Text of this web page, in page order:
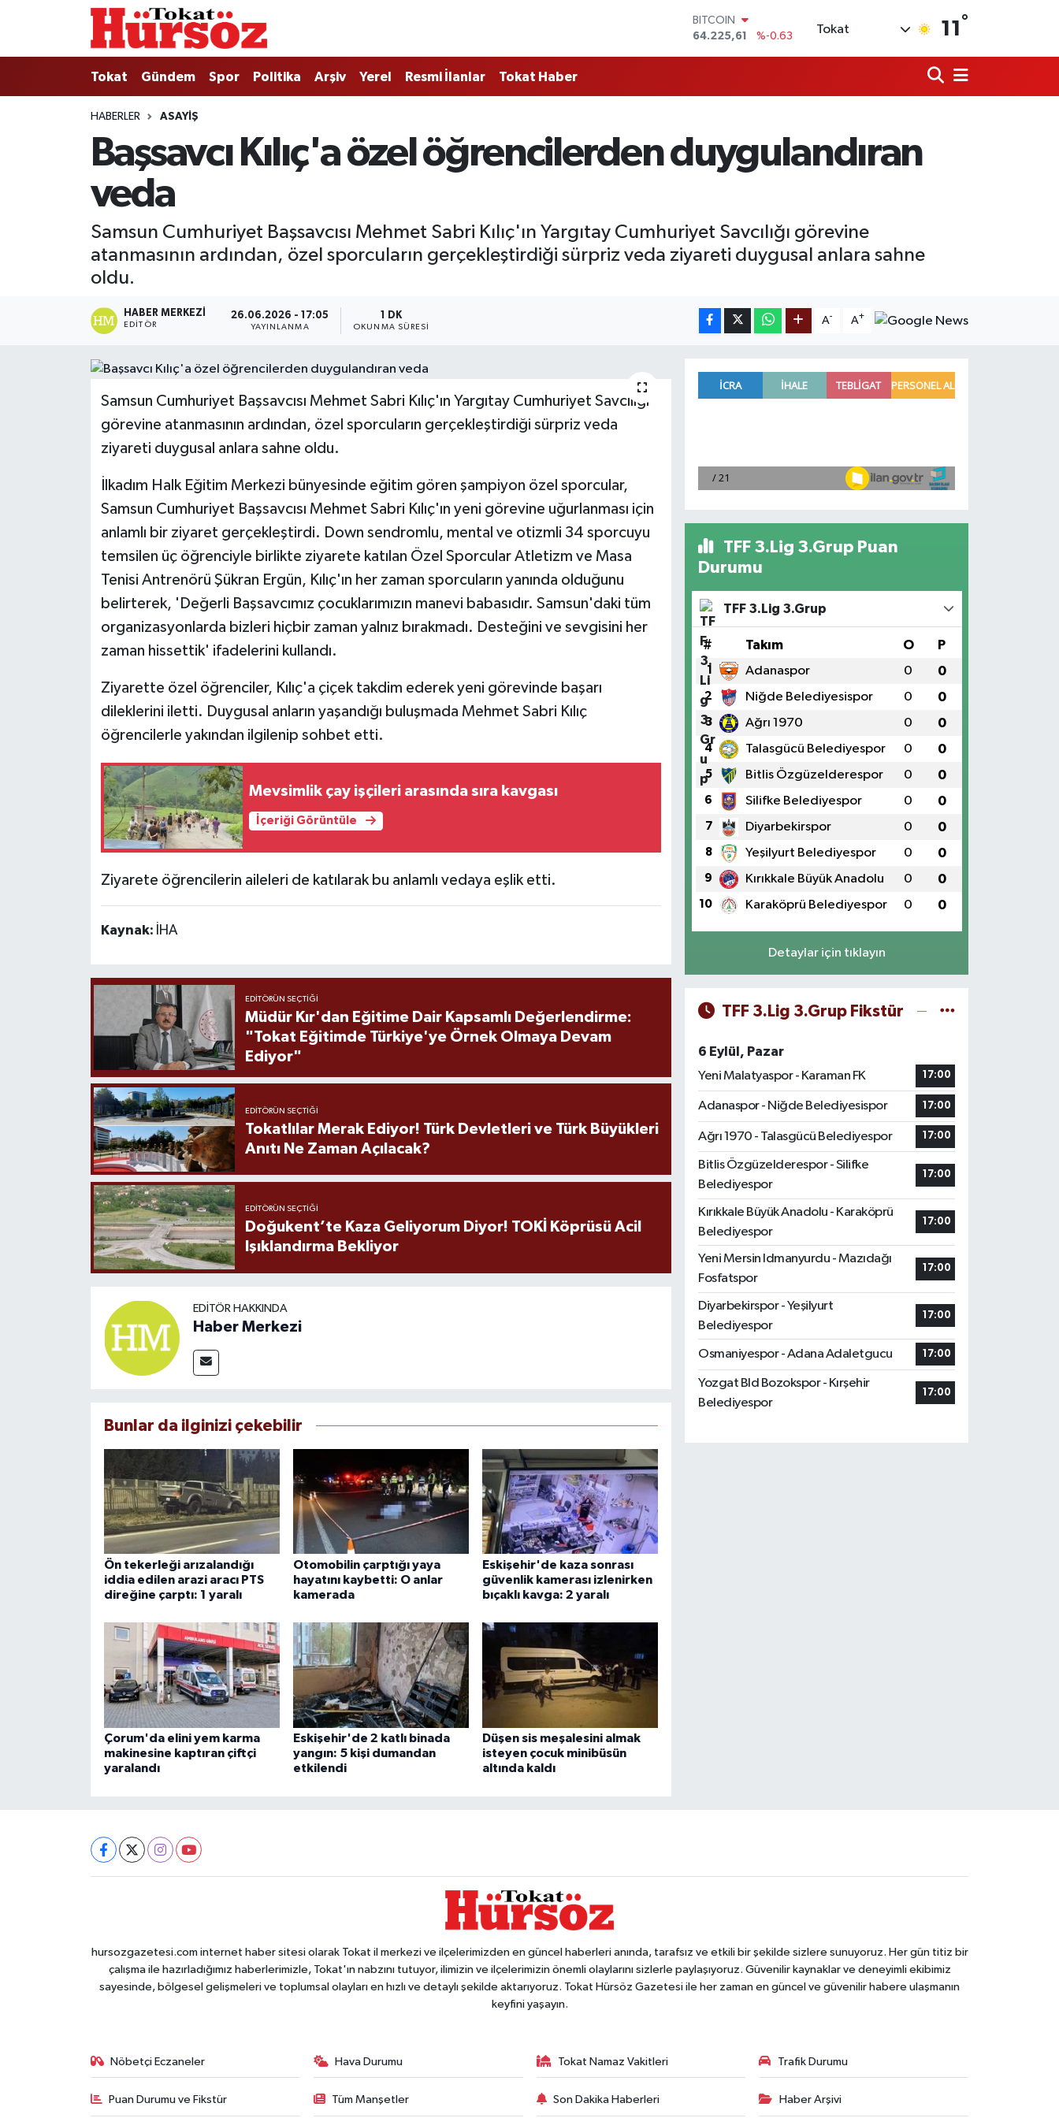
BITCOIN
64.225,61
%-0.63
55,0317
%-0.02
GRAM ALTIN
6510.40
%0.45
Tokat 11 °
Tokat Gündem Spor Politika Arşiv Yerel Resmi İlanlar Tokat Haber
HABERLER ASAYIŞ
Başsavcı Kılıç'a özel öğrencilerden duygulandıran
veda
Samsun Cumhuriyet Başsavcısı Mehmet Sabri Kılıç'ın Yargıtay Cumhuriyet Savcılığı görevine
atanmasının ardından, özel sporcuların gerçekleştirdiği sürpriz veda ziyareti duygusal anlara sahne
oldu.
HABER MERKEZI
EDITÖR
26.06.2026 - 17:05
YAYINLANMA
1 DK
OKUNMA SÜRESI
A- A+
Samsun Cumhuriyet Başsavcısı Mehmet Sabri Kılıç'ın Yargıtay Cumhuriyet Savcılığı
görevine atanmasının ardından, özel sporcuların gerçekleştirdiği sürpriz veda
ziyareti duygusal anlara sahne oldu.
İlkadım Halk Eğitim Merkezi bünyesinde eğitim gören şampiyon özel sporcular,
Samsun Cumhuriyet Başsavcısı Mehmet Sabri Kılıç'ın yeni görevine uğurlanması için
anlamlı bir ziyaret gerçekleştirdi. Down sendromlu, mental ve otizmli 34 sporcuyu
temsilen üç öğrenciyle birlikte ziyarete katılan Özel Sporcular Atletizm ve Masa
Tenisi Antrenörü Şükran Ergün, Kılıç'ın her zaman sporcuların yanında olduğunu
belirterek, 'Değerli Başsavcımız çocuklarımızın manevi babasıdır. Samsun'daki tüm
organizasyonlarda bizleri hiçbir zaman yalnız bırakmadı. Desteğini ve sevgisini her
zaman hissettik' ifadelerini kullandı.
Ziyarette özel öğrenciler, Kılıç'a çiçek takdim ederek yeni görevinde başarı
dileklerini iletti. Duygusal anların yaşandığı buluşmada Mehmet Sabri Kılıç
öğrencilerle yakından ilgilenip sohbet etti.
Mevsimlik çay işçileri arasında sıra kavgası
İçeriği Görüntüle
Ziyarete öğrencilerin aileleri de katılarak bu anlamlı vedaya eşlik etti.
Kaynak: İHA
EDITÖRÜN SEÇTIĞI
Müdür Kır'dan Eğitime Dair Kapsamlı Değerlendirme:
"Tokat Eğitimde Türkiye'ye Örnek Olmaya Devam
Ediyor"
EDITÖRÜN SEÇTIĞI
Tokatlılar Merak Ediyor! Türk Devletleri ve Türk Büyükleri
Anıtı Ne Zaman Açılacak?
EDITÖRÜN SEÇTIĞI
Doğukent’te Kaza Geliyorum Diyor! TOKİ Köprüsü Acil
Işıklandırma Bekliyor
EDITÖR HAKKINDA
Haber Merkezi
Bunlar da ilginizi çekebilir
Ön tekerleği arızalandığı
iddia edilen arazi aracı PTS
direğine çarptı: 1 yaralı
Otomobilin çarptığı yaya
hayatını kaybetti: O anlar
kamerada
Eskişehir'de kaza sonrası
güvenlik kamerası izlenirken
bıçaklı kavga: 2 yaralı
Çorum'da elini yem karma
makinesine kaptıran çiftçi
yaralandı
Eskişehir'de 2 katlı binada
yangın: 5 kişi dumandan
etkilendi
Düşen sis meşalesini almak
isteyen çocuk minibüsün
altında kaldı
TFF 3.Lig 3.Grup Puan
Durumu
TFF 3.Lig 3.Grup
# Takım O P
1 Adanaspor 0 0
2 Niğde Belediyesispor 0 0
3 Ağrı 1970 0 0
4 Talasgücü Belediyespor 0 0
5 Bitlis Özgüzelderespor 0 0
6 Silifke Belediyespor 0 0
7 Diyarbekirspor 0 0
8 Yeşilyurt Belediyespor 0 0
9 Kırıkkale Büyük Anadolu 0 0
10 Karaköprü Belediyespor 0 0
Detaylar için tıklayın
TFF 3.Lig 3.Grup Fikstür
6 Eylül, Pazar
Yeni Malatyaspor - Karaman FK
17:00
Adanaspor - Niğde Belediyesispor 17:00
Ağrı 1970 - Talasgücü Belediyespor 17:00
Bitlis Özgüzelderespor - Silifke
Belediyespor
17:00
Kırıkkale Büyük Anadolu - Karaköprü
Belediyespor
17:00
Yeni Mersin Idmanyurdu - Mazıdağı
Fosfatspor
17:00
Diyarbekirspor - Yeşilyurt
Belediyespor
17:00
Osmaniyespor - Adana Adaletgucu 17:00
Yozgat Bld Bozokspor - Kırşehir
Belediyespor
17:00
hursozgazetesi.com internet haber sitesi olarak Tokat il merkezi ve ilçelerimizden en güncel haberleri anında, tarafsız ve etkili bir şekilde sizlere sunuyoruz. Her gün titiz bir
çalışma ile hazırladığımız haberlerimizle, Tokat'ın nabzını tutuyor, ilimizin ve ilçelerimizin önemli olaylarını sizlerle paylaşıyoruz. Güvenilir kaynaklar ve deneyimli ekibimiz
sayesinde, bölgesel gelişmeleri ve toplumsal olayları en hızlı ve detaylı şekilde aktarıyoruz. Tokat Hürsöz Gazetesi ile her zaman en güncel ve güvenilir habere ulaşmanın
keyfini yaşayın.
Nöbetçi Eczaneler Hava Durumu Tokat Namaz Vakitleri Trafik Durumu
Puan Durumu ve Fikstür Tüm Manşetler Son Dakika Haberleri Haber Arşivi
Tokat
Türkiye Gündemi
Gündem
Politika
Nöbetçi Eczaneler
Hava Durumu
Tokat Namaz Vakitleri
Tüm Manşetler